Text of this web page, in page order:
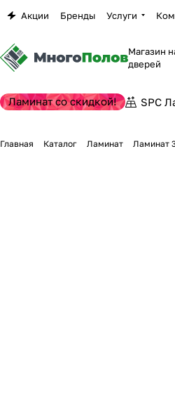
Акции Бренды Услуги
Магазин
дверей
Ламинат со скидкой! SPC
Главная Каталог Ламинат Ламинат